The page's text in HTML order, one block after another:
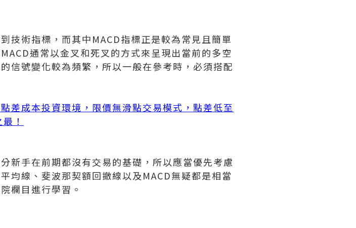
技術指標，而其中MACD指標正是較為常見且簡單
通常以金叉和死叉的方式來呈現出當前的多空
信號變化較為頻繁，所以一般在參考時，必須搭配
差成本投資環境，限價無滑點交易模式，點差低至
！
新手在前期都沒有交易的基礎，所以應當優先考慮
均線、斐波那契額回撤線以及MACD無疑都是相當
欄目進行學習。